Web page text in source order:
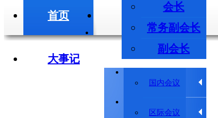
首页
会长
常务副会长
副会长
会长/副会长
大事记
国内会议
区际会议
学术会议
学术动态